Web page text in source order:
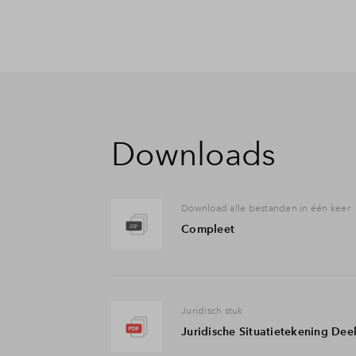
Downloads
Download alle bestanden in één keer
Compleet
Juridisch stuk
Juridische Situatietekening